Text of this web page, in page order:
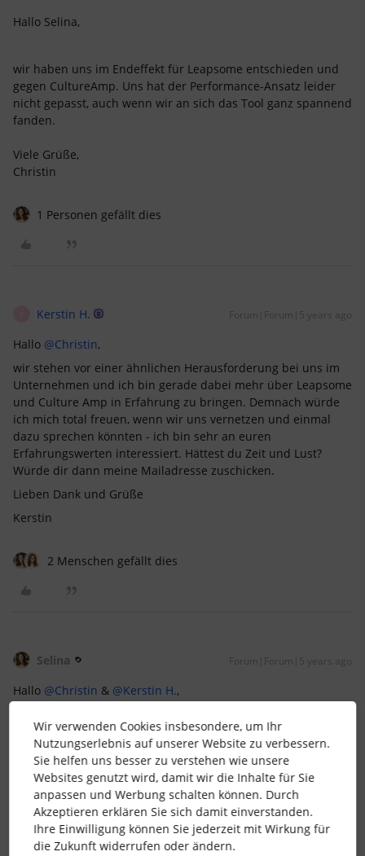
Hallo Selina,
wir haben uns im Endeffekt für Leapsome entschieden und
gegen CultureAmp. Uns hat der Performance-Ansatz leider
nicht gepasst, auch wenn wir an sich das Tool ganz spannend
fanden.
Viele Grüße,
Christin
1 Personen gefällt dies
Kerstin H. Forum|Forum|5 years ago
Hallo @Christin,
wir stehen vor einer ähnlichen Herausforderung bei uns im
Unternehmen und ich bin gerade dabei mehr über Leapsome
und Culture Amp in Erfahrung zu bringen. Demnach würde
ich mich total freuen, wenn wir uns vernetzen und einmal
dazu sprechen könnten - ich bin sehr an euren
Erfahrungswerten interessiert. Hättest du Zeit und Lust?
Würde dir dann meine Mailadresse zuschicken.
Lieben Dank und Grüße
Kerstin
2 Menschen gefällt dies
Selina Forum|Forum|5 years ago
Hallo @Christin & @Kerstin H.,
Mich - und bestimmt auch einige Community User - würde
sehr interessieren, wie Eure Entscheidungen ausgegangen
sind. Es wäre super, wenn Ihr das mit uns dann teilen
würdet!
Liebe Grüße
Selina
Wir verwenden Cookies insbesondere, um Ihr
Nutzungserlebnis auf unserer Website zu verbessern.
Sie helfen uns besser zu verstehen wie unsere
Websites genutzt wird, damit wir die Inhalte für Sie
anpassen und Werbung schalten können. Durch
Akzeptieren erklären Sie sich damit einverstanden.
Ihre Einwilligung können Sie jederzeit mit Wirkung für
die Zukunft widerrufen oder ändern.